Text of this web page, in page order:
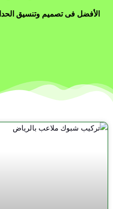
الأفضل فى تصميم وتنسيق